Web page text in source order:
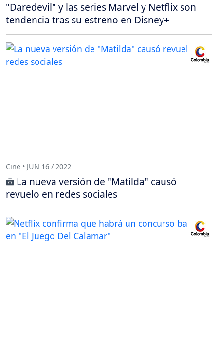
"Daredevil" y las series Marvel y Netflix son
tendencia tras su estreno en Disney+
Cine • JUN 16 / 2022
La nueva versión de "Matilda" causó
revuelo en redes sociales